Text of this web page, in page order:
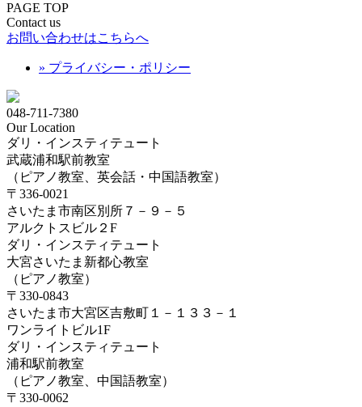
PAGE TOP
Contact us
お問い合わせはこちらへ
» プライバシー・ポリシー
048-711-7380
Our Location
ダリ・インスティテュート
武蔵浦和駅前教室
（ピアノ教室、英会話・中国語教室）
〒336-0021
さいたま市南区別所７－９－５
アルクトスビル２F
ダリ・インスティテュート
大宮さいたま新都心教室
（ピアノ教室）
〒330-0843
さいたま市大宮区吉敷町１－１３３－１
ワンライトビル1F
ダリ・インスティテュート
浦和駅前教室
（ピアノ教室、中国語教室）
〒330-0062